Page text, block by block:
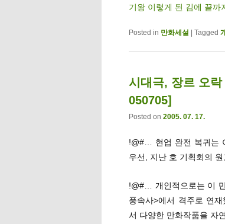
기왕 이렇게 된 김에 끝까
Posted in 만화세설 | Tagged
시대극, 장르 오
050705]
Posted on 2005. 07. 17.
!@#… 현업 완전 복귀는
우선, 지난 호 기획회의 원
!@#… 개인적으로는 이
풍속사>에서 격주로 연
서 다양한 만화작품을 자